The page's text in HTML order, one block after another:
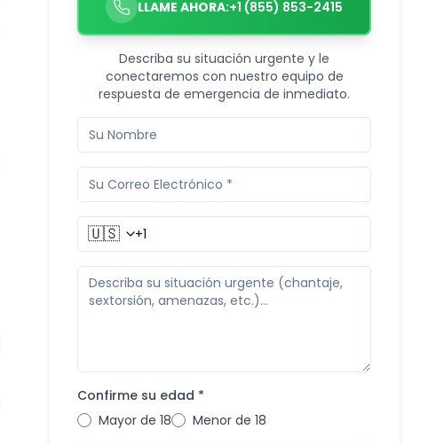
LLAME AHORA:+1 (855) 853-2415
Describa su situación urgente y le
conectaremos con nuestro equipo de
respuesta de emergencia de inmediato.
🇺🇸
Confirme su edad *
Mayor de 18
Menor de 18